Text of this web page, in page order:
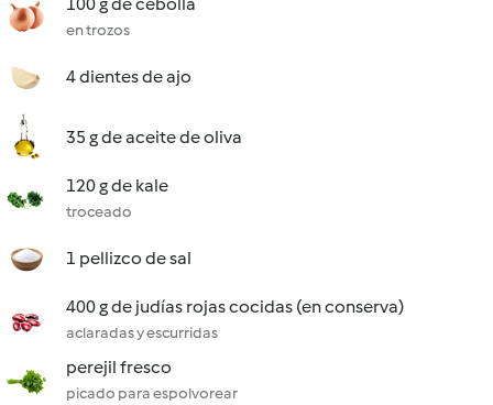
en trozos
4 dientes de ajo
35 g de aceite de oliva
120 g de kale
troceado
1 pellizco de sal
400 g de judías rojas cocidas (en conserva)
aclaradas y escurridas
perejil fresco
picado para espolvorear